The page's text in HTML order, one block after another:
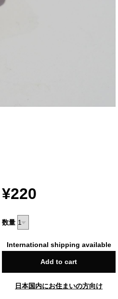
¥220
数量
International shipping available
Add to cart
日本国内にお住まいの方向け